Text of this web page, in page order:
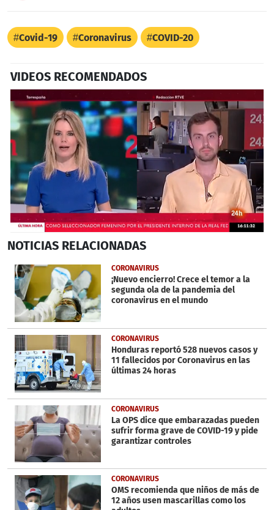
Covid-19 Coronavirus COVID-20
VIDEOS RECOMENDADOS
seconds
58
seconds
NOTICIAS RELACIONADAS
CORONAVIRUS
¡Nuevo encierro! Crece el temor a la
segunda ola de la pandemia del
coronavirus en el mundo
CORONAVIRUS
Honduras reportó 528 nuevos casos y
11 fallecidos por Coronavirus en las
últimas 24 horas
CORONAVIRUS
La OPS dice que embarazadas pueden
sufrir forma grave de COVID-19 y pide
garantizar controles
CORONAVIRUS
OMS recomienda que niños de más de
12 años usen mascarillas como los